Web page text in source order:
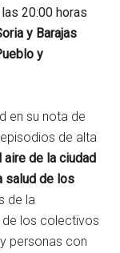
las 20:00 horas
y Barajas
y
en su nota de
de alta
aire de la ciudad
salud de los
de la
los colectivos
personas con